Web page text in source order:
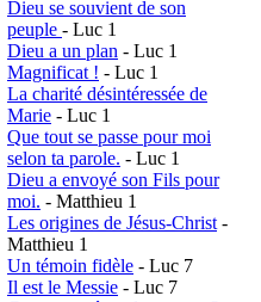
Dieu se souvient de son
peuple - Luc 1
Dieu a un plan - Luc 1
Magnificat ! - Luc 1
La charité désintéressée de
Marie - Luc 1
Que tout se passe pour moi
selon ta parole. - Luc 1
Dieu a envoyé son Fils pour
moi. - Matthieu 1
Les origines de Jésus-Christ -
Matthieu 1
Un témoin fidèle - Luc 7
Il est le Messie - Luc 7